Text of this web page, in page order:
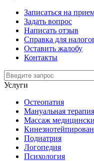
Записаться на
Задать вопрос
Написать отзыв
Справка для
Оставить жалобу
Контакты
Услуги
Остеопатия
Мануальная терапия
Массаж
Подиатрия
Логопедия
Психология